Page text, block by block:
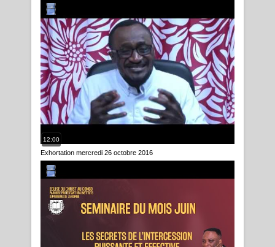
12:00
Exhortation mercredi 26 octobre 2016